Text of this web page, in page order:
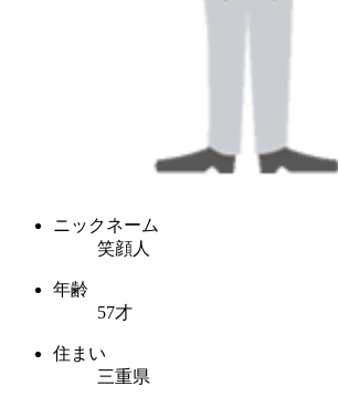
ニックネーム
笑顔人
年齢
57才
住まい
三重県